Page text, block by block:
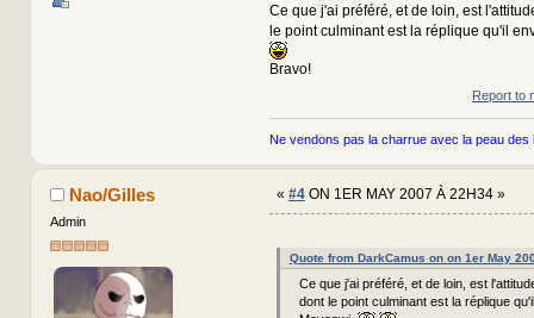
Ce que j'ai préféré, et de loin, est
le point culminant est la réplique qu'il
Bravo!
Report to
Ne vendons pas la charrue avec la peau des
Nao/Gilles
Admin
« #4ON 1ER MAY 2007 À 22H34 »
Quote from DarkCamus on on 1er May
Ce que j'ai préféré, et de loin, est
dont le point culminant est la réplique